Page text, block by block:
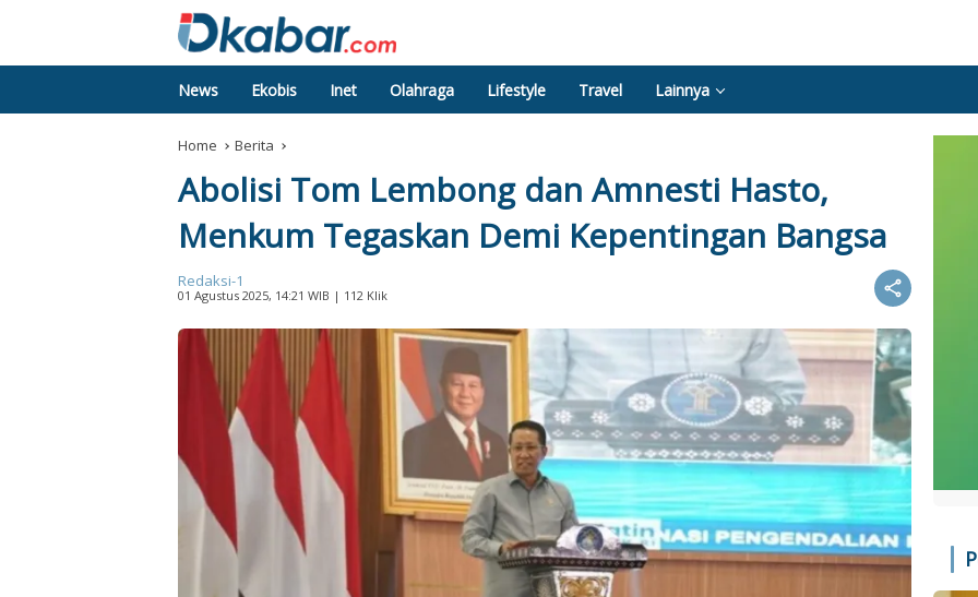
News Ekobis Inet Olahraga Lifestyle Travel Lainnya
Home Berita
Abolisi Tom Lembong dan Amnesti Hasto,
Menkum Tegaskan Demi Kepentingan Bangsa
Redaksi-1
01 Agustus 2025, 14:21 WIB | 112 Klik